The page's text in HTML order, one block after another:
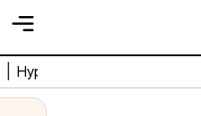
HyperOS 3